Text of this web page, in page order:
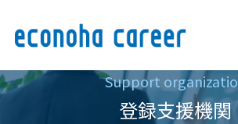
Support
登録支援機関